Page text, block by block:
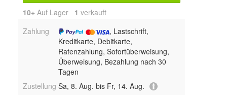
10+ Auf Lager 1 verkauft
Zahlung
, Lastschrift,
Kreditkarte, Debitkarte,
Ratenzahlung, Sofortüberweisung,
Überweisung, Bezahlung nach 30
Tagen
Zustellung Sa, 8. Aug. bis Fr, 14. Aug.